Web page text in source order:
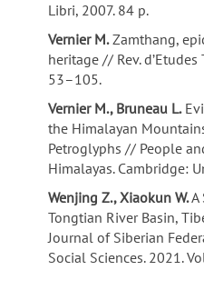
Libri, 2007. 84 p.
Vernier M.Zamthang,
heritage // Rev. d’Etudes
53–105.
Vernier M., Bruneau L.
the Himalayan
Petroglyphs // People
Himalayas. Cambridge:
Wenjing Z., Xiaokun W.A
Tongtian River Basin,
Journal of Siberian
Social Sciences. 2021.